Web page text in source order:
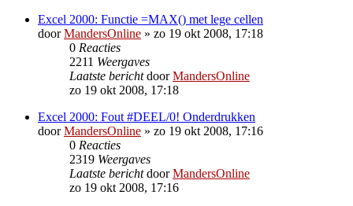
Excel 2000: Functie =MAX() met lege cellen
doorMandersOnline » zo 19 okt 2008, 17:18
0 Reacties
2211 Weergaves
Laatste berichtdoorMandersOnline
zo 19 okt 2008, 17:18
Excel 2000: Fout #DEEL/0! Onderdrukken
doorMandersOnline » zo 19 okt 2008, 17:16
0 Reacties
2319 Weergaves
Laatste berichtdoorMandersOnline
zo 19 okt 2008, 17:16